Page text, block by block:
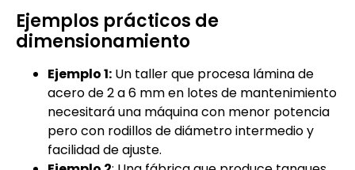
Ejemplos prácticos de
dimensionamiento
Ejemplo 1: Un taller que procesa lámina de
acero de 2 a 6 mm en lotes de mantenimiento
necesitará una máquina con menor potencia
pero con rodillos de diámetro intermedio y
facilidad de ajuste.